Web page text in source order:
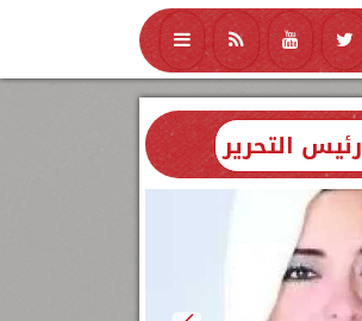
منوعات محافظات
التحرير